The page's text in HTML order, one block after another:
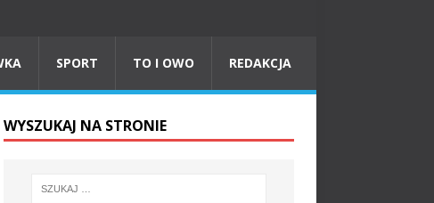
SPORT TO I OWO REDAKCJA
WYSZUKAJ NA STRONIE